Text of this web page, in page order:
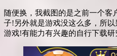
随便换，我截图的是之前一个客
子!另外就是游戏没这么多，所
游戏!有能力有兴趣的自行下载研